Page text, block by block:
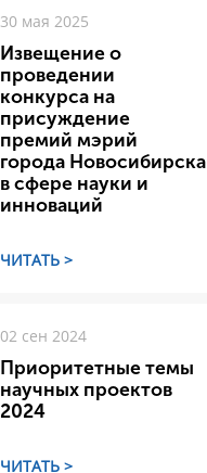
30 мая 2025
Извещение о
проведении
конкурса на
присуждение
премий мэрий
города Новосибирска
в сфере науки и
инноваций
ЧИТАТЬ >
02 сен 2024
Приоритетные темы
научных проектов
2024
ЧИТАТЬ >